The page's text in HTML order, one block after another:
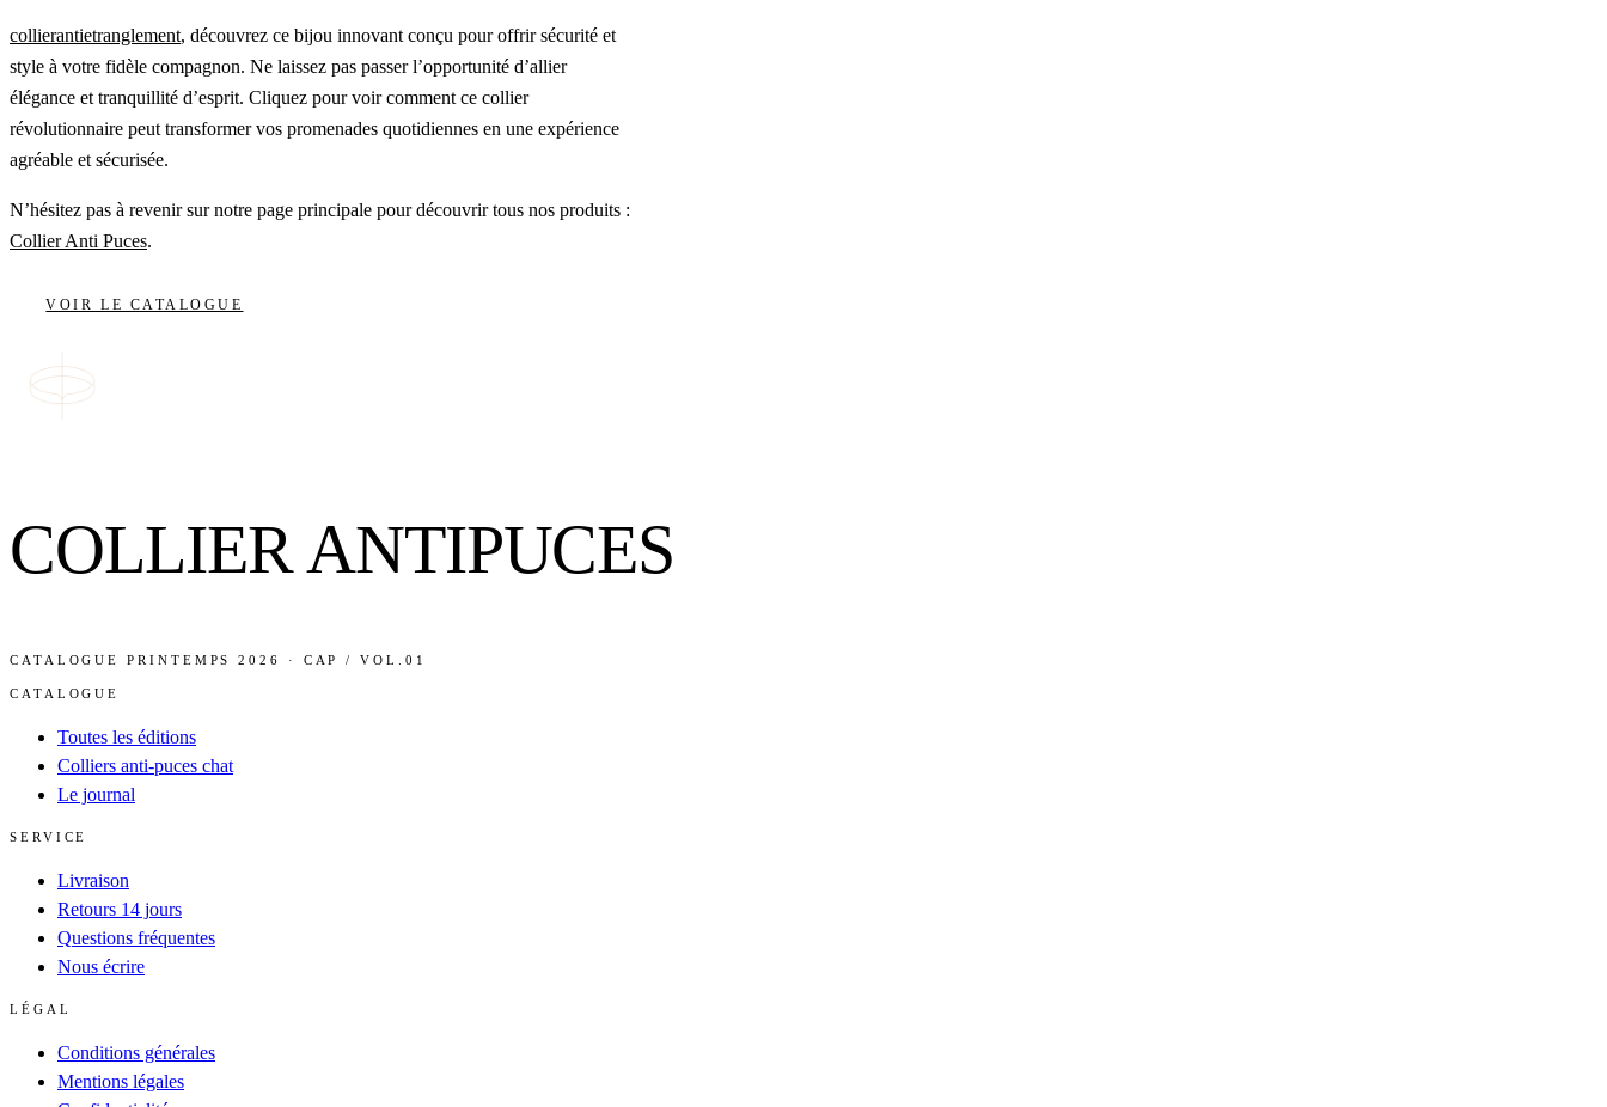
collierantietranglement, découvrez ce bijou innovant conçu pour offrir sécurité et
style à votre fidèle compagnon. Ne laissez pas passer l’opportunité d’allier
élégance et tranquillité d’esprit. Cliquez pour voir comment ce collier
révolutionnaire peut transformer vos promenades quotidiennes en une expérience
agréable et sécurisée.
N’hésitez pas à revenir sur notre page principale pour découvrir tous nos produits :
Collier Anti Puces.
VOIR LE CATALOGUE
COLLIER ANTIPUCES
CATALOGUE PRINTEMPS 2026 · CAP / VOL.01
CATALOGUE
Toutes les éditions
Colliers anti-puces chat
Le journal
SERVICE
Livraison
Retours 14 jours
Questions fréquentes
Nous écrire
LÉGAL
Conditions générales
Mentions légales